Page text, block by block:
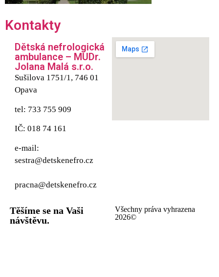
Kontakty
Dětská nefrologická
ambulance – MUDr.
Jolana Malá s.r.o.
Sušilova 1751/1, 746 01
Opava
tel: 733 755 909
IČ: 018 74 161
e-mail:
sestra@detskenefro.cz
pracna@detskenefro.cz
Těšíme se na Vaši
návštěvu.
Všechny práva vyhrazena
2026©